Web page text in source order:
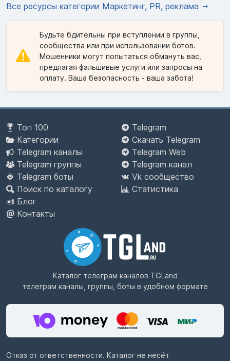
Все ресурсы категории Маркетинг, PR, реклама
Будьте бдительны при вступлении в группы,
сообщества или при использовании ботов.
Мошенники могут попытаться обмануть вас,
предлагая фальшивые услуги или запросы на
оплату. Ваша безопасность - ваша забота!
Топ 100
Категории
Telegram каналы
Telegram группы
Telegram боты
Поиск по каталогу
Блог
Контакты
Telegram
Скачать Telegram
Telegram Web
Telegram канал
Vk сообщество
Статистика
Каталог телеграм каналов TGLand
телеграм каналы, группы, боты в удобном формате
Отказ от ответственности. Каталог не несёт